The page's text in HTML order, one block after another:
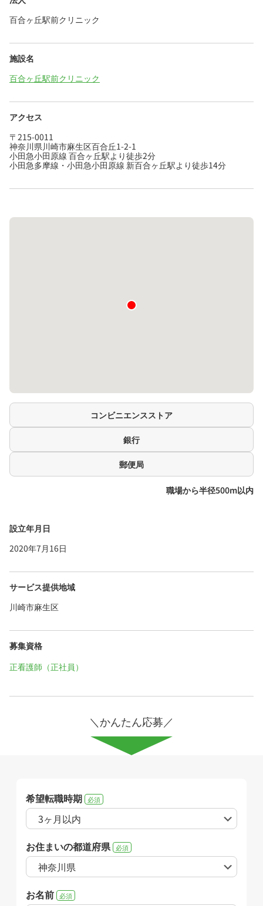
百合ヶ丘駅前クリニック
施設名
百合ヶ丘駅前クリニック
アクセス
〒215-0011
神奈川県川崎市麻生区百合丘1-2-1
小田急小田原線 百合ヶ丘駅より徒歩2分
小田急多摩線・小田急小田原線 新百合ヶ丘駅より徒歩14分
コンビニエンスストア
銀行
郵便局
職場から半径500m以内
設立年月日
2020年7月16日
サービス提供地域
川崎市麻生区
募集資格
正看護師（正社員）
＼かんたん応募／
希望転職時期 必須
お住まいの都道府県 必須
お名前 必須